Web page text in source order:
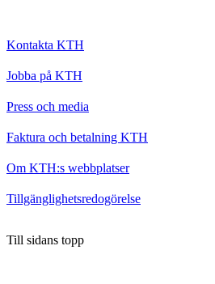
Kontakta KTH
Jobba på KTH
Press och media
Faktura och betalning KTH
Om KTH:s webbplatser
Tillgänglighetsredogörelse
Till sidans topp